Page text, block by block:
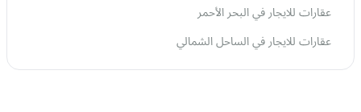
عقارات للايجار في البحر الأحمر
عقارات للايجار في الساحل الشمالي